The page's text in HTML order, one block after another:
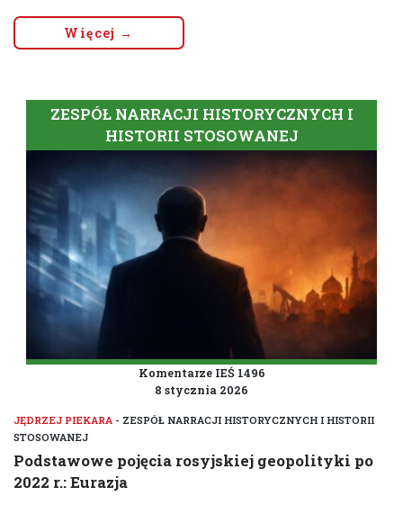
Więcej →
ZESPÓŁ NARRACJI HISTORYCZNYCH I
HISTORII STOSOWANEJ
Komentarze IEŚ 1496
8 stycznia 2026
JĘDRZEJ PIEKARA - ZESPÓŁ NARRACJI HISTORYCZNYCH I HISTORII
STOSOWANEJ
Podstawowe pojęcia rosyjskiej geopolityki po
2022 r.: Eurazja